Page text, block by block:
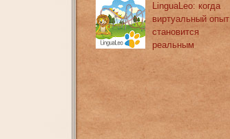
LinguaLeo: когда
виртуальный опыт
становится
реальным